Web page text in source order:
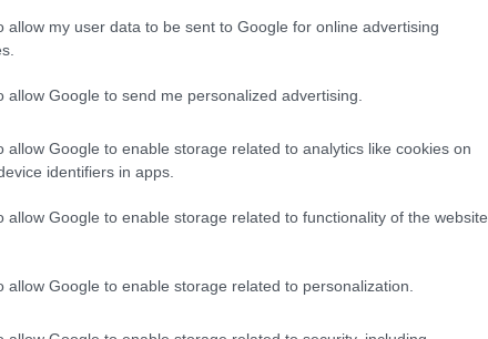
allow my user data to be sent to Google for online advertising
allow Google to send me personalized advertising.
allow Google to enable storage related to analytics like cookies on
identifiers in apps.
allow Google to enable storage related to functionality of the website
allow Google to enable storage related to personalization.
προϊόντα είναι ίσως ο πιο εύκολος τρόπος
αν σκεφτούμε πόση ώρα χρειάζεται για να
στο πρωινό μας. Επιπλέον, άλλες εναλλακτικές
να ελέγξουμε το μέγεθος της μερίδας μας,
δόση πρωτεΐνης, βέβαια, δεν σημαίνει ότι
μας. Μένουμε σταθεροί στις προτεινόμενες